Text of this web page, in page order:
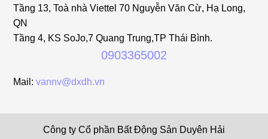
Tầng 13, Toà nhà Viettel 70 Nguyễn Văn Cừ, Hạ Long,
QN
Tầng 4, KS SoJo,7 Quang Trung,TP Thái Bình.
0903365002
Mail:vannv@dxdh.vn
Công ty Cổ phần Bất Động Sản Duyên Hải